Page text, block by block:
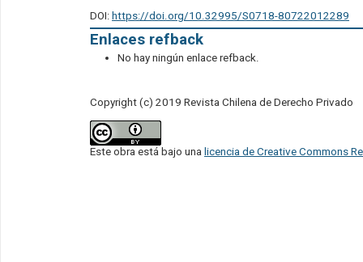
DOI: https://doi.org/10.32995/S0718-80722012289
Enlaces refback
No hay ningún enlace refback.
Copyright (c) 2019 Revista Chilena de Derecho Privado
Este obra está bajo una licencia de Creative Commons